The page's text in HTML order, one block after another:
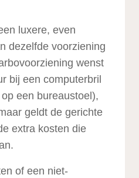
luxere, even
dezelfde voorziening
wenst
bij een computerbril
een bureaustoel),
geldt de gerichte
extra kosten die
of een niet-